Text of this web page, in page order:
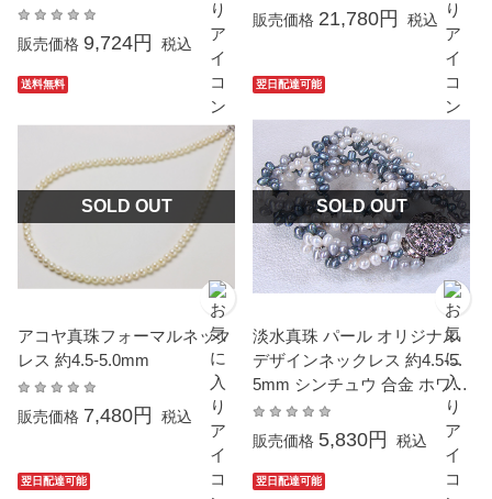
ライス型
販売価格 9,724円 税込
販売価格 21,780円 税込
送料無料
SOLD OUT
アコヤ真珠フォーマルネック
レス 約4.5-5.0mm
販売価格 7,480円 税込
翌日配達可能
SOLD OUT
淡水真珠 パール オリジナル
デザインネックレス 約4.5-5.
5mm シンチュウ 合金 ホワイ
ト
販売価格 5,830円 税込
翌日配達可能 翌日配達可能